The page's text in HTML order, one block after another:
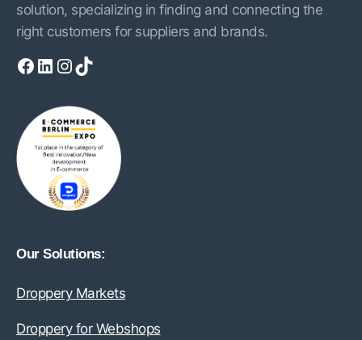
solution, specializing in finding and connecting the
right customers for suppliers and brands.
Facebook LinkedIn InstagramTikTok
Our Solutions:
Droppery Markets
Droppery for Webshops